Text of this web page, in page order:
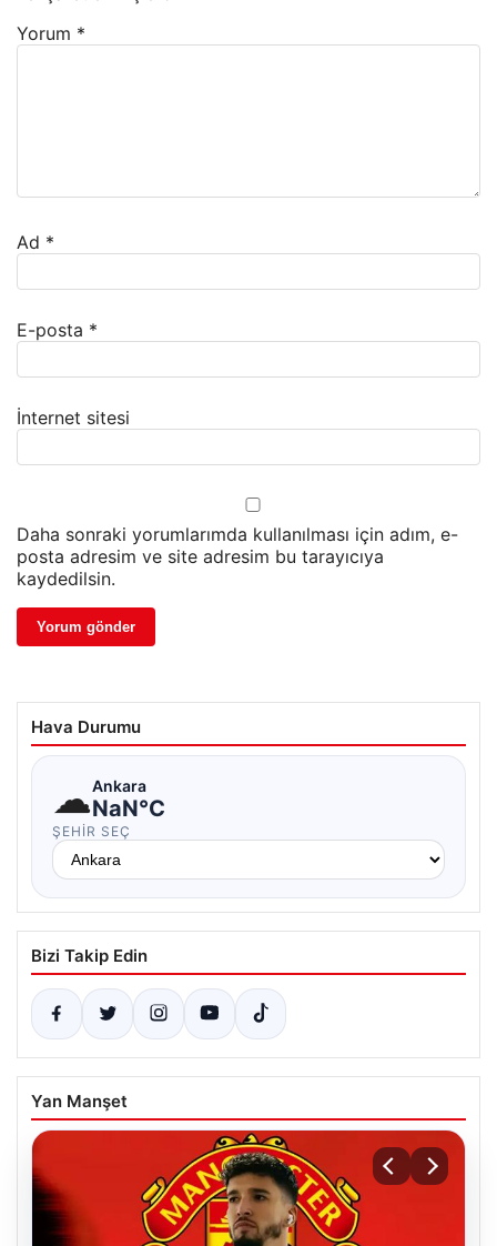
Yorum *
Ad *
E-posta *
İnternet sitesi
Daha sonraki yorumlarımda kullanılması için adım, e-
posta adresim ve site adresim bu tarayıcıya
kaydedilsin.
Hava Durumu
☁Ankara
NaN°C
ŞEHIR SEÇ
Bizi Takip Edin
Yan Manşet